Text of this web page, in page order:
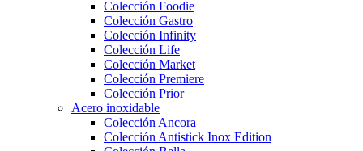
Colección Foodie
Colección Gastro
Colección Infinity
Colección Life
Colección Market
Colección Premiere
Colección Prior
Acero inoxidable
Colección Ancora
Colección Antistick Inox Edition